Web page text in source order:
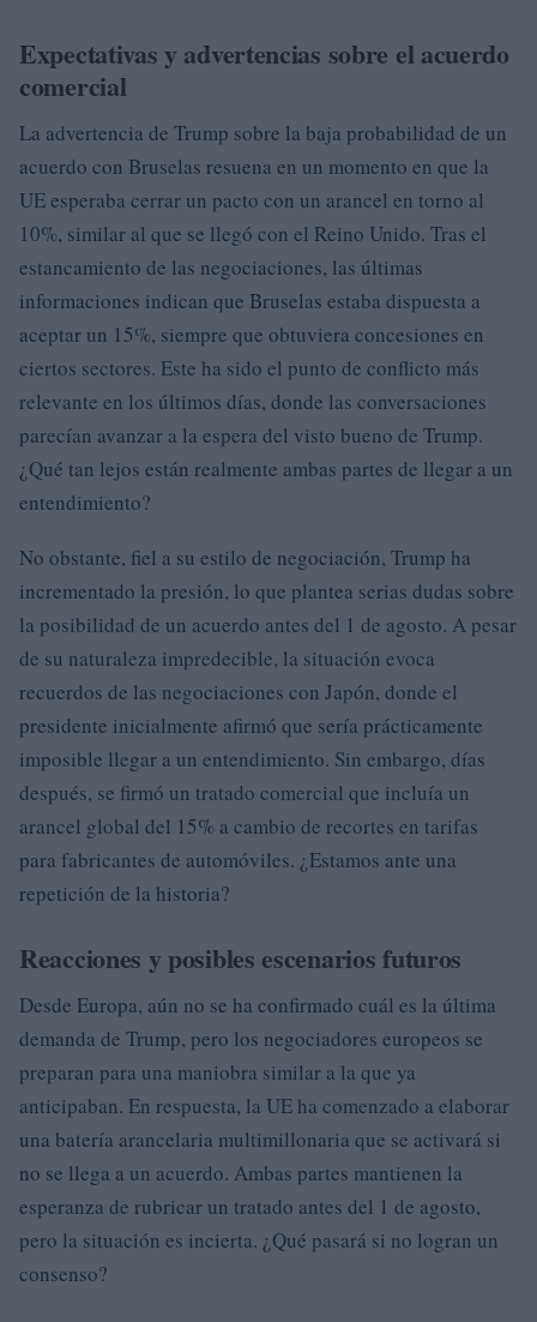
Expectativas y advertencias sobre el acuerdo
comercial
La advertencia de Trump sobre la baja probabilidad de un
acuerdo con Bruselas resuena en un momento en que la
UE esperaba cerrar un pacto con un arancel en torno al
10%, similar al que se llegó con el Reino Unido. Tras el
estancamiento de las negociaciones, las últimas
informaciones indican que Bruselas estaba dispuesta a
aceptar un 15%, siempre que obtuviera concesiones en
ciertos sectores. Este ha sido el punto de conflicto más
relevante en los últimos días, donde las conversaciones
parecían avanzar a la espera del visto bueno de Trump.
¿Qué tan lejos están realmente ambas partes de llegar a un
entendimiento?
No obstante, fiel a su estilo de negociación, Trump ha
incrementado la presión, lo que plantea serias dudas sobre
la posibilidad de un acuerdo antes del 1 de agosto. A pesar
de su naturaleza impredecible, la situación evoca
recuerdos de las negociaciones con Japón, donde el
presidente inicialmente afirmó que sería prácticamente
imposible llegar a un entendimiento. Sin embargo, días
después, se firmó un tratado comercial que incluía un
arancel global del 15% a cambio de recortes en tarifas
para fabricantes de automóviles. ¿Estamos ante una
repetición de la historia?
Reacciones y posibles escenarios futuros
Desde Europa, aún no se ha confirmado cuál es la última
demanda de Trump, pero los negociadores europeos se
preparan para una maniobra similar a la que ya
anticipaban. En respuesta, la UE ha comenzado a elaborar
una batería arancelaria multimillonaria que se activará si
no se llega a un acuerdo. Ambas partes mantienen la
esperanza de rubricar un tratado antes del 1 de agosto,
pero la situación es incierta. ¿Qué pasará si no logran un
consenso?